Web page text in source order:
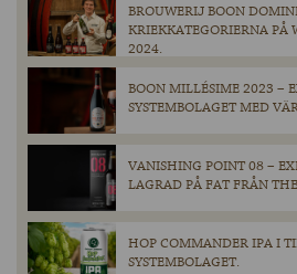
BROUWERIJ BOON
KRIEKKATEGORIERNA PÅ
2024.
BOON MILLÉSIME 2023 –
SYSTEMBOLAGET MED
VANISHING POINT 08 –
LAGRAD PÅ FAT FRÅN
HOP COMMANDER IPA I
SYSTEMBOLAGET.